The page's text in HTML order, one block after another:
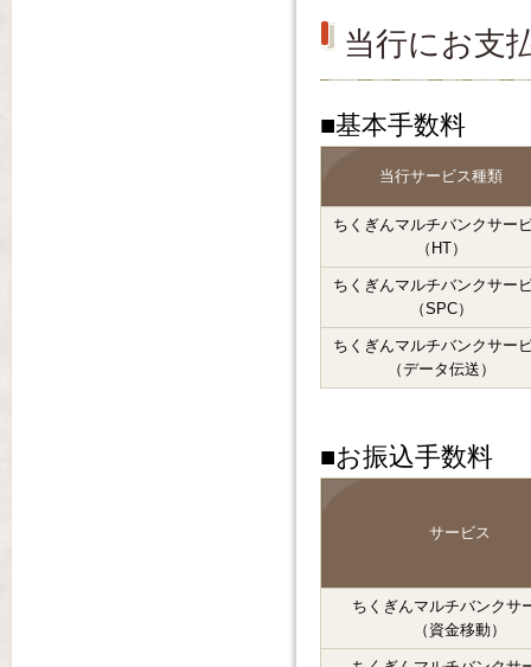
当行にお支
■基本手数料
当行サービス種類
ちくぎんマルチバンクサー
（HT）
ちくぎんマルチバンクサー
（SPC）
ちくぎんマルチバンクサー
（データ伝送）
■お振込手数料
サービス
ちくぎんマルチバンクサ
（資金移動）